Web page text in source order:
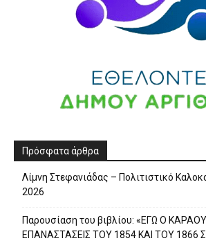
Πρόσφατα άρθρα
Λίμνη Στεφανιάδας – Πολιτιστικό
2026
Παρουσίαση του βιβλίου: «ΕΓΩ Ο
ΕΠΑΝΑΣΤΑΣΕΙΣ ΤΟΥ 1854 ΚΑΙ ΤΟΥ 1866